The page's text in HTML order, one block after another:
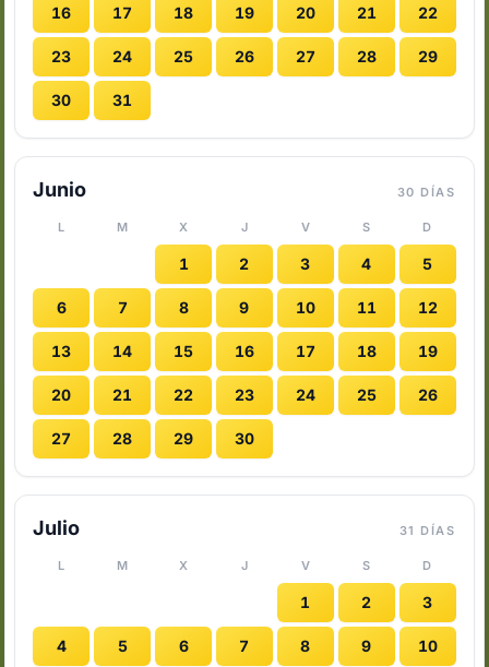
16 17 18 19 20 21 22
23 24 25 26 27 28 29
30 31
Junio 30 DÍAS
L M X J V S D
1 2 3 4 5
6 7 8 9 10 11 12
13 14 15 16 17 18 19
20 21 22 23 24 25 26
27 28 29 30
Julio 31 DÍAS
L M X J V S D
1 2 3
4 5 6 7 8 9 10